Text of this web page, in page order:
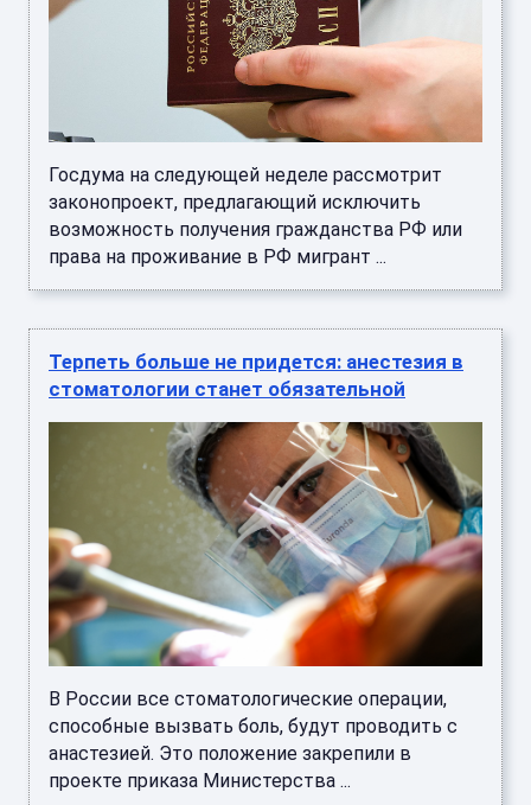
Госдума на следующей неделе рассмотрит
законопроект, предлагающий исключить
возможность получения гражданства РФ или
права на проживание в РФ мигрант ...
Терпеть больше не придется: анестезия в
стоматологии станет обязательной
В России все стоматологические операции,
способные вызвать боль, будут проводить с
анастезией. Это положение закрепили в
проекте приказа Министерства ...